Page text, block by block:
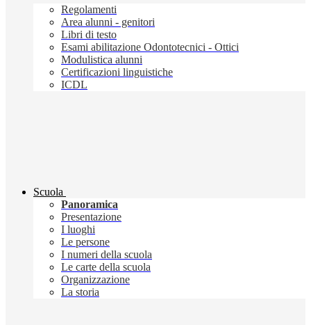
Regolamenti
Area alunni - genitori
Libri di testo
Esami abilitazione Odontotecnici - Ottici
Modulistica alunni
Certificazioni linguistiche
ICDL
Scuola
Panoramica
Presentazione
I luoghi
Le persone
I numeri della scuola
Le carte della scuola
Organizzazione
La storia